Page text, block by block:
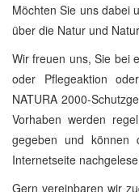
Möchten Sie uns dabei
über die Natur und
Wir freuen uns, Sie bei
oder Pflegeaktion
NATURA 2000-
Vorhaben werden
gegeben und können
Internetseite
Gern vereinbaren wir